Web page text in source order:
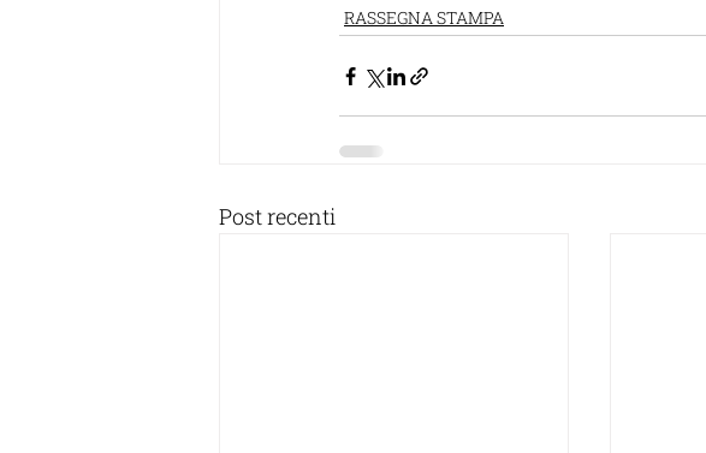
RASSEGNA STAMPA
Post recenti